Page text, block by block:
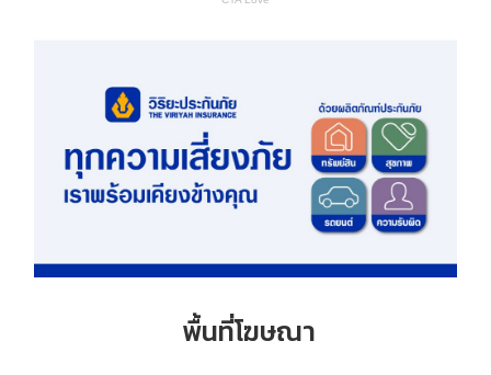
พื้นที่โฆษณา